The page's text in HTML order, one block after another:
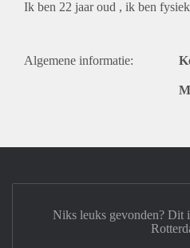
Ik ben 22 jaar oud , ik ben
Algemene informatie:
Niks leuks gevonden? Dit